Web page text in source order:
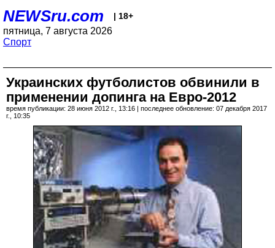
NEWSru.com | 18+
пятница, 7 августа 2026
Спорт
Украинских футболистов обвинили в
применении допинга на Евро-2012
время публикации: 28 июня 2012 г., 13:16 | последнее обновление: 07 декабря 2017
г., 10:35